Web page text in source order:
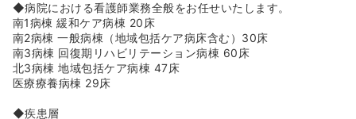
◆病院における看護師業務全般をお任せいたします。
南1病棟 緩和ケア病棟 20床
南2病棟 一般病棟（地域包括ケア病床含む）30床
南3病棟 回復期リハビリテーション病棟 60床
北3病棟 地域包括ケア病棟 47床
医療療養病棟 29床
◆疾患層